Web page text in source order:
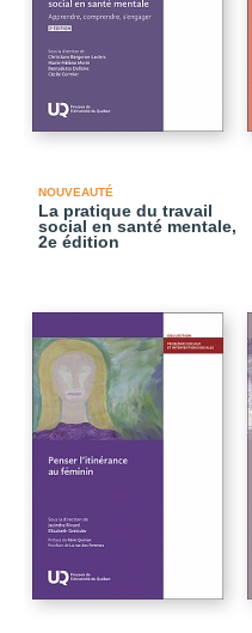
NOUVEAUTÉ
La pratique du travail
social en santé mentale,
2e édition